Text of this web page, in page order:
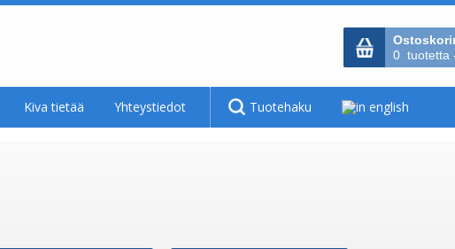
0 tuotetta
Kiva tietää Yhteystiedot Tuotehaku